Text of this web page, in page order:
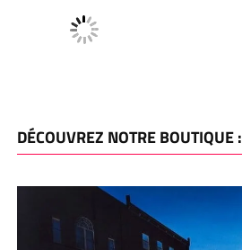
DÉCOUVREZ NOTRE BOUTIQUE :